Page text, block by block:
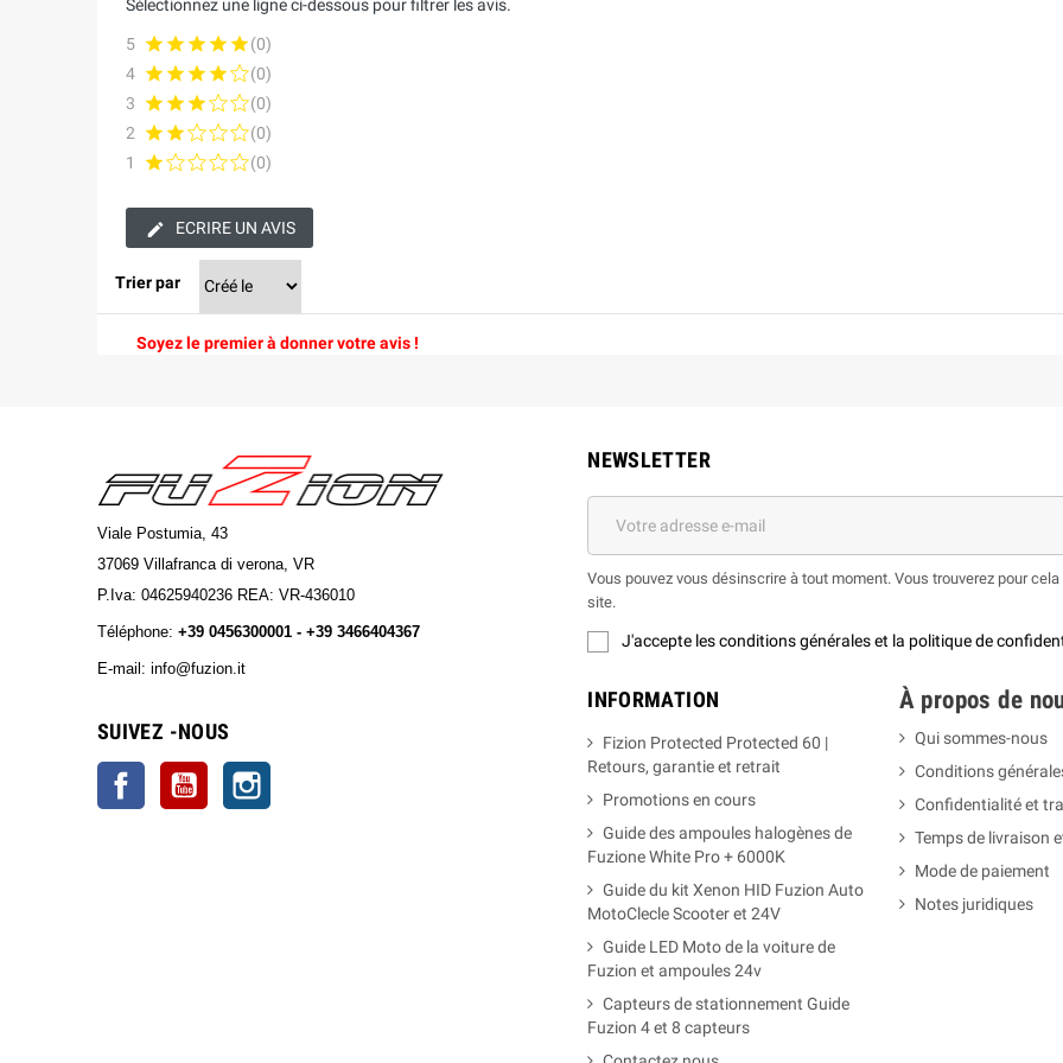
Sélectionnez une ligne ci-dessous pour filtrer les avis.
5
(0)
4
(0)
3
(0)
2
(0)
1
(0)
ECRIRE UN AVIS
Trier par
Soyez le premier à donner votre avis !
Viale Postumia, 43
37069 Villafranca di verona, VR
P.Iva: 04625940236 REA: VR-436010
Téléphone: +39 0456300001 - +39 3466404367
E-mail: info@fuzion.it
SUIVEZ -NOUS
Facebook YouTube
NEWSLETTER
Vous pouvez vous désinscrire à tout moment. Vous trouverez pour
site.
J'accepte les conditions générales et la politique de
INFORMATION
Fizion Protected Protected 60 |
Retours, garantie et retrait
Promotions en cours
Guide des ampoules halogènes de
Fuzione White Pro + 6000K
Guide du kit Xenon HID Fuzion Auto
MotoClecle Scooter et 24V
Guide LED Moto de la voiture de
Fuzion et ampoules 24v
Capteurs de stationnement Guide
Fuzion 4 et 8 capteurs
À propos de
Qui sommes-nous
Conditions
Confidentialité et
Temps de livraison
Mode de paiement
Notes juridiques